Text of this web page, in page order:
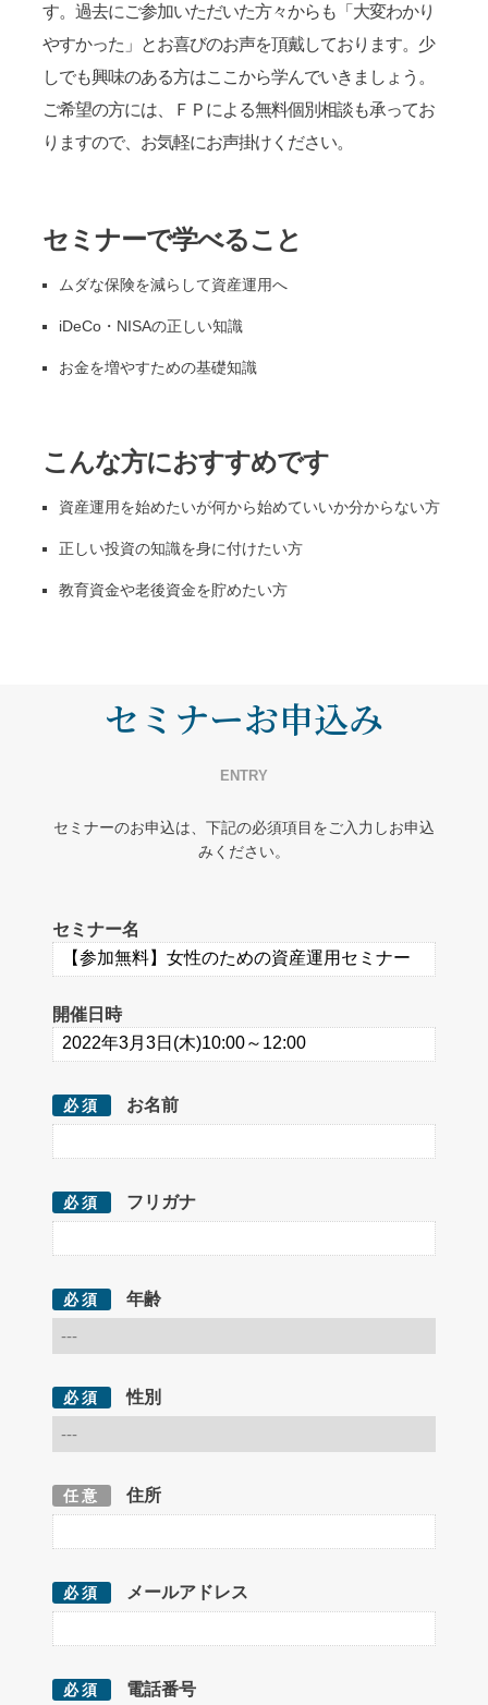
す。過去にご参加いただいた方々からも「大変わかり
やすかった」とお喜びのお声を頂戴しております。少
しでも興味のある方はここから学んでいきましょう。
ご希望の方には、ＦＰによる無料個別相談も承ってお
りますので、お気軽にお声掛けください。
セミナーで学べること
ムダな保険を減らして資産運用へ
iDeCo・NISAの正しい知識
お金を増やすための基礎知識
こんな方におすすめです
資産運用を始めたいが何から始めていいか分からない方
正しい投資の知識を身に付けたい方
教育資金や老後資金を貯めたい方
セミナーお申込み
ENTRY
セミナーのお申込は、下記の必須項目をご入力しお申込
みください。
セミナー名
開催日時
必須 お名前
必須 フリガナ
必須 年齢
必須 性別
任意 住所
必須 メールアドレス
必須 電話番号